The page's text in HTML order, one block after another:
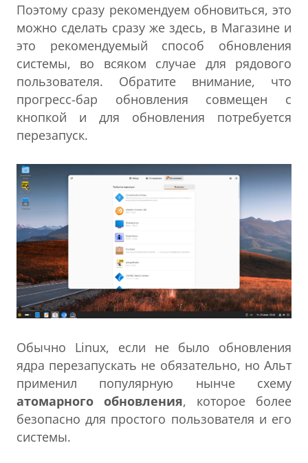
Поэтому сразу рекомендуем обновиться, это
можно сделать сразу же здесь, в Магазине и
это рекомендуемый способ обновления
системы, во всяком случае для рядового
пользователя. Обратите внимание, что
прогресс-бар обновления совмещен с
кнопкой и для обновления потребуется
перезапуск.
Обычно Linux, если не было обновления
ядра перезапускать не обязательно, но Альт
применил популярную нынче схему
атомарного обновления, которое более
безопасно для простого пользователя и его
системы.